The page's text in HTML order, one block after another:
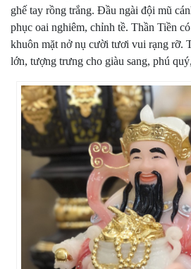
ghế tay rồng trắng. Đầu ngài đội mũ
phục oai nghiêm, chỉnh tề. Thần Tiền
khuôn mặt nở nụ cười tươi vui rạng rỡ.
lớn, tượng trưng cho giàu sang, phú